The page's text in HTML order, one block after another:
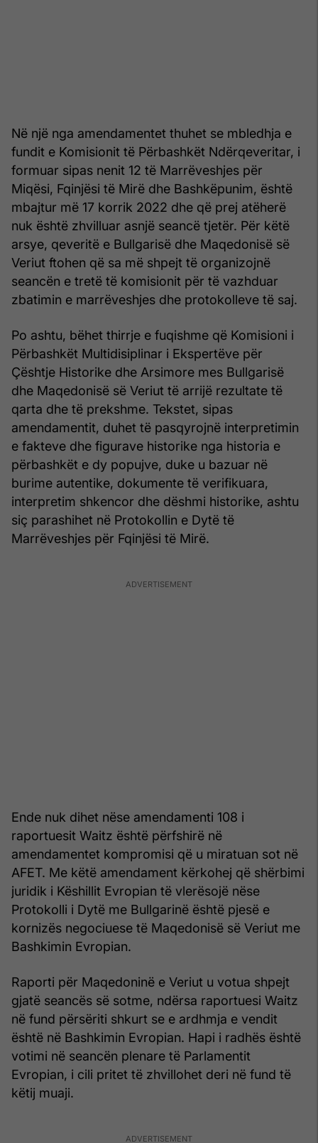
Në një nga amendamentet thuhet se mbledhja e
fundit e Komisionit të Përbashkët Ndërqeveritar, i
formuar sipas nenit 12 të Marrëveshjes për
Miqësi, Fqinjësi të Mirë dhe Bashkëpunim, është
mbajtur më 17 korrik 2022 dhe që prej atëherë
nuk është zhvilluar asnjë seancë tjetër. Për këtë
arsye, qeveritë e Bullgarisë dhe Maqedonisë së
Veriut ftohen që sa më shpejt të organizojnë
seancën e tretë të komisionit për të vazhduar
zbatimin e marrëveshjes dhe protokolleve të saj.
Po ashtu, bëhet thirrje e fuqishme që Komisioni i
Përbashkët Multidisiplinar i Ekspertëve për
Çështje Historike dhe Arsimore mes Bullgarisë
dhe Maqedonisë së Veriut të arrijë rezultate të
qarta dhe të prekshme. Tekstet, sipas
amendamentit, duhet të pasqyrojnë interpretimin
e fakteve dhe figurave historike nga historia e
përbashkët e dy popujve, duke u bazuar në
burime autentike, dokumente të verifikuara,
interpretim shkencor dhe dëshmi historike, ashtu
siç parashihet në Protokollin e Dytë të
Marrëveshjes për Fqinjësi të Mirë.
Ende nuk dihet nëse amendamenti 108 i
raportuesit Waitz është përfshirë në
amendamentet kompromisi që u miratuan sot në
AFET. Me këtë amendament kërkohej që shërbimi
juridik i Këshillit Evropian të vlerësojë nëse
Protokolli i Dytë me Bullgarinë është pjesë e
kornizës negociuese të Maqedonisë së Veriut me
Bashkimin Evropian.
Raporti për Maqedoninë e Veriut u votua shpejt
gjatë seancës së sotme, ndërsa raportuesi Waitz
në fund përsëriti shkurt se e ardhmja e vendit
është në Bashkimin Evropian. Hapi i radhës është
votimi në seancën plenare të Parlamentit
Evropian, i cili pritet të zhvillohet deri në fund të
këtij muaji.